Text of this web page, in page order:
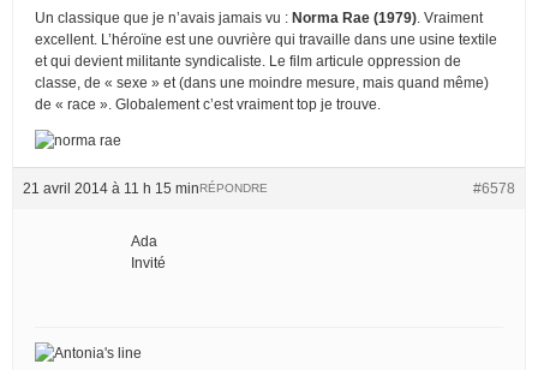
Un classique que je n’avais jamais vu : Norma Rae (1979) . Vraiment
excellent. L’héroïne est une ouvrière qui travaille dans une usine textile
et qui devient militante syndicaliste. Le film articule oppression de
classe, de « sexe » et (dans une moindre mesure, mais quand même)
de « race ». Globalement c’est vraiment top je trouve.
21 avril 2014 à 11 h 15 min #6578
RÉPONDRE
Ada
Invité